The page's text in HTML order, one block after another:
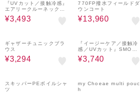
『UVカット／接触冷感』
エアリークルーネックカ
ーディガン
¥3,493
770FP撥水フィールドダ
ウンコート
¥13,960
ギャザーチュニックブラ
ウス
¥3,294
『イージーケア／接触冷
感／UVカット』SMOOT
H LINEN TOUCH ワン
ピース
¥3,740
スキッパーPEボイルシャ
ツ
my Choeae multi pouc
h